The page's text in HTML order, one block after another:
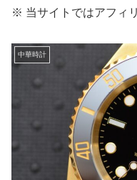
※ 当サイトではアフィ
中華時計